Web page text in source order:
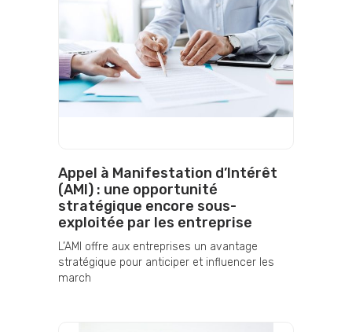
Appel à Manifestation d’Intérêt
(AMI) : une opportunité
stratégique encore sous-
exploitée par les entreprise
L’AMI offre aux entreprises un avantage
stratégique pour anticiper et influencer les
march